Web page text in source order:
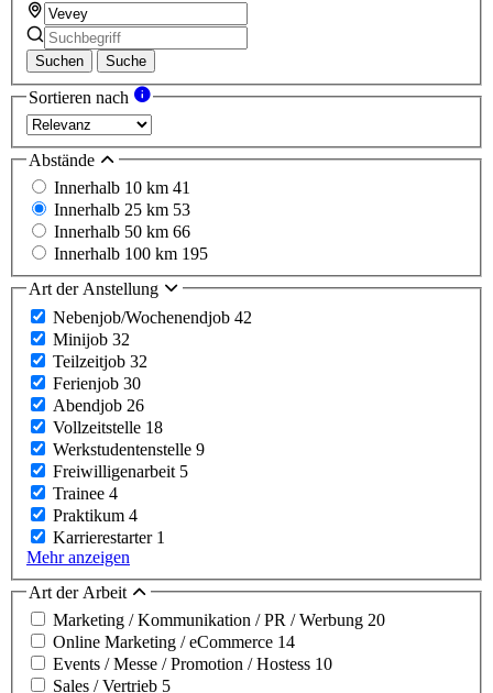
Suchen Suche
Sortieren nach
Abstände
Innerhalb 10 km 41
Innerhalb 25 km 53
Innerhalb 50 km 66
Innerhalb 100 km 195
Art der Anstellung
Nebenjob/Wochenendjob 42
Minijob 32
Teilzeitjob 32
Ferienjob 30
Abendjob 26
Vollzeitstelle 18
Werkstudentenstelle 9
Freiwilligenarbeit 5
Trainee 4
Praktikum 4
Karrierestarter 1
Mehr anzeigen
Art der Arbeit
Marketing / Kommunikation / PR / Werbung 20
Online Marketing / eCommerce 14
Events / Messe / Promotion / Hostess 10
Sales / Vertrieb 5